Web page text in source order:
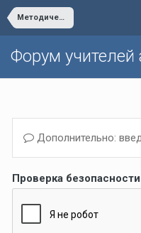
Методическая школа Р.П. Мильруда/Dr. Millrood's School of Methodology
Форум учителей
Дополнительно:
Проверка безопасности